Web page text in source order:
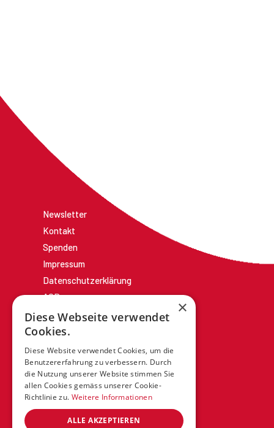
Newsletter
Kontakt
Spenden
Impressum
Datenschutzerklärung
AGBs
×
Diese Webseite verwendet
Cookies.
Diese Website verwendet Cookies, um die
Benutzererfahrung zu verbessern. Durch
die Nutzung unserer Website stimmen Sie
allen Cookies gemäss unserer Cookie-
Richtlinie zu. Weitere Informationen
ALLE AKZEPTIEREN